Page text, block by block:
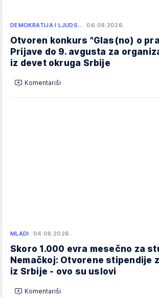
DEMOKRATIJA I LJUDS… 06.08.2026.
Otvoren konkurs "Glas(no) o
Prijave do 9. avgusta za
iz devet okruga Srbije
Komentariši
MLADI 04.08.2026.
Skoro 1.000 evra mesečno za
Nemačkoj: Otvorene stipendije
iz Srbije - ovo su uslovi
Komentariši